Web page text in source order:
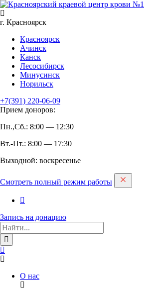
г. Красноярск
Красноярск
Ачинск
Канск
Лесосибирск
Минусинск
Норильск
+7(391) 220-06-09
Прием доноров:
Пн.,Сб.: 8:00 — 12:30
Вт.-Пт.: 8:00 — 17:30
Выходной: воскресенье
Смотреть полный режим работы
Запись на дoнацию
О нас